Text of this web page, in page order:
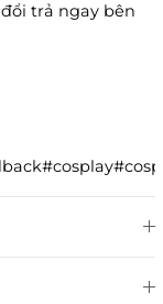
trả ngay bên